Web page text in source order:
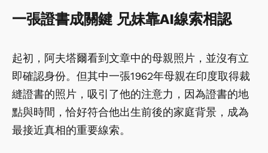
一張證書成關鍵 兄妹靠AI線索相認
起初，阿夫塔爾看到文章中的母親照片，並沒有立
即確認身份。但其中一張1962年母親在印度取得裁
縫證書的照片，吸引了他的注意力，因為證書的地
點與時間，恰好符合他出生前後的家庭背景，成為
最接近真相的重要線索。